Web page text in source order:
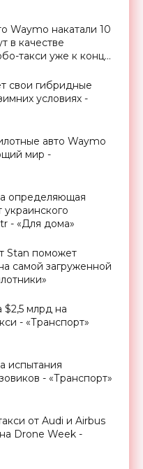
Waymo накатали 10
в качестве
такси уже к концу
свои гибридные
условиях -
авто Waymo
мир -
определяющая
украинского
- «Для дома»
Stan поможет
самой загруженной
$2,5 млрд на
- «Транспорт»
испытания
- «Транспорт»
от Audi и Airbus
Drone Week -